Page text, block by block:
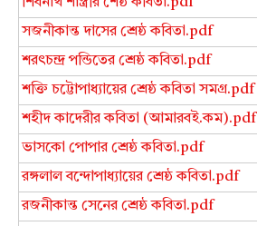
সজনীকান্ত দাসের শ্রেষ্ঠ কবিতা.pdf
শরৎচন্দ্র পন্ডিতের শ্রেষ্ঠ কবিতা.pdf
শক্তি চট্টোপাধ্যায়ের শ্রেষ্ঠ কবিতা সমগ্র.pdf
শহীদ কাদেরীর কবিতা (আমারবই.কম).pdf
ভাসকো পোপার শ্রেষ্ঠ কবিতা.pdf
রঙ্গলাল বন্দোপাধ্যায়ের শ্রেষ্ঠ কবিতা.pdf
রজনীকান্ত সেনের শ্রেষ্ঠ কবিতা.pdf